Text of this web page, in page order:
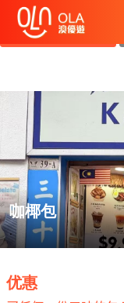
领取每日优惠券
查看`我的优惠记录`
咖椰包
.
优惠